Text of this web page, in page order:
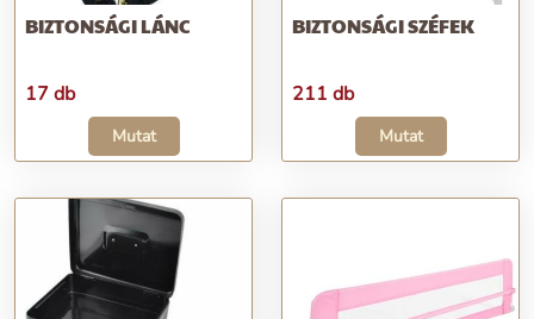
BIZTONSÁGI LÁNC
17 db
Mutat
BIZTONSÁGI SZÉFEK
211 db
Mutat